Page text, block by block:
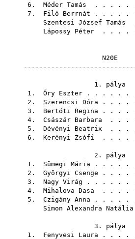
6. Méder Tamás . . . . .
7. Filó Berrnát . . . . .
Szentesi József Tamás
Lápossy Péter . . . .
1.
1. Őry Eszter . . . . . .
2. Szerencsi Dóra . . . .
3. Bertóti Regina . . . .
4. Császár Barbara . . .
5. Dévényi Beatrix . . .
6. Kerényi Zsófi . . . .
2.
1. Sümegi Mária . . . . .
2. Györgyi Csenge . . . .
3. Nagy Virág . . . . . .
4. Mihalova Dasa . . . .
5. Czigány Anna . . . . .
Simon Alexandra Natália
3.
1. Fenyvesi Laura . . . .